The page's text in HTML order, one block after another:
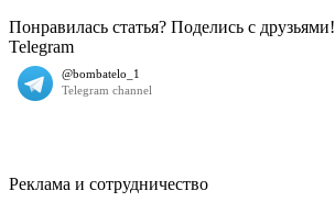
Понравилась статья? Поделись с друзьями!
Telegram
Реклама и сотрудничество